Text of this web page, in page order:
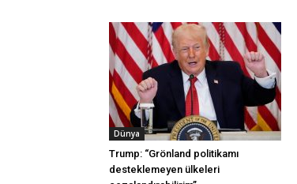
Dünya
Trump: “Grönland politikamı
desteklemeyen ülkeleri